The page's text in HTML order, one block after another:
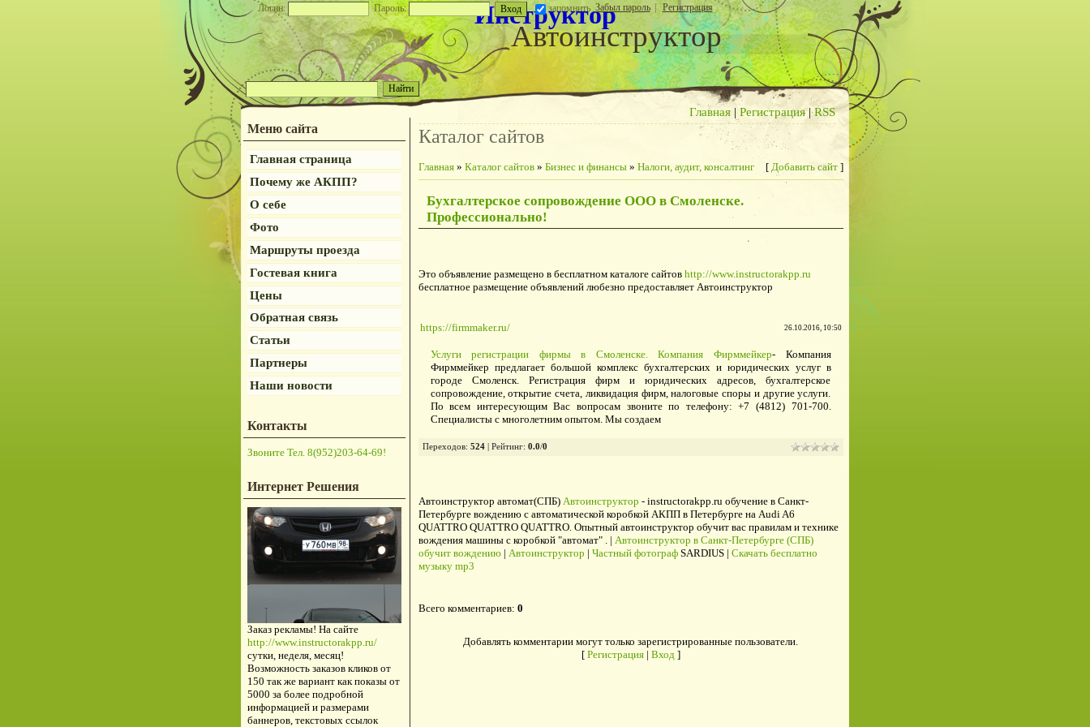
Логин: Пароль: запомнить Забыл пароль | Регистрация
Автоинструктор
Инструктор
Главная| Регистрация|RSS
Меню сайта
Главная страница
Почему же АКПП?
О себе
Фото
Маршруты проезда
Гостевая книга
Цены
Обратная связь
Статьи
Партнеры
Наши новости
Контакты
Звоните Тел. 8(952)203-64-69!
Интернет Решения
Заказ рекламы! На сайте
http://www.instructorakpp.ru/
сутки, неделя, месяц!
Возможность заказов кликов от
150 так же вариант как показы от
5000 за более подробной
информацией и размерами
баннеров, текстовых ссылок
Каталог сайтов
Главная» Каталог сайтов» Бизнес и финансы» Налоги, аудит, консалтинг [ Добавить сайт]
Бухгалтерское сопровождение ООО в Смоленске.
Профессионально!
Это объявление размещено в бесплатном каталоге сайтов http://www.instructorakpp.ru
бесплатное размещение объявлений любезно предоставляет Автоинструктор
https://firmmaker.ru/ 26.10.2016, 10:50
Услуги регистрации фирмы в Смоленске. Компания Фирммейкер- Компания
Фирммейкер предлагает большой комплекс бухгалтерских и юридических услуг в
городе Смоленск. Регистрация фирм и юридических адресов, бухгалтерское
сопровождение, открытие счета, ликвидация фирм, налоговые споры и другие услуги.
По всем интересующим Вас вопросам звоните по телефону: +7 (4812) 701-700.
Специалисты с многолетним опытом. Мы создаем
Переходов: 524| Рейтинг: 0.0/0
Автоинструктор автомат(СПБ) Автоинструктор - instructorakpp.ru обучение в Санкт-
Петербурге вождению с автоматической коробкой АКПП в Петербурге на Audi A6
QUATTRO QUATTRO QUATTRO. Опытный автоинструктор обучит вас правилам и технике
вождения машины с коробкой "автомат" . | Автоинструктор в Санкт-Петербурге (СПБ)
обучит вождению| Автоинструктор | Частный фотографSARDIUS | Скачать бесплатно
музыку mp3
Всего комментариев: 0
Добавлять комментарии могут только зарегистрированные пользователи.
[ Регистрация| Вход]